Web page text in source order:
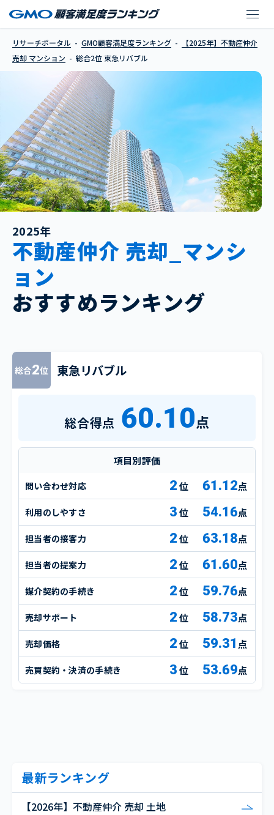
リサーチポータル GMO顧客満足度ランキング
【2025年】不動産仲介
売却 マンション
総合2位 東急リバブル
2025年
不動産仲介 売却_マンシ
ョン
おすすめランキング
総合2位 東急リバブル
総合得点 60.10点
項目別評価
問い合わせ対応 2 61.12点
利用のしやすさ 3 54.16点
担当者の接客力 2 63.18点
担当者の提案力 2 61.60点
媒介契約の手続き 2 59.76点
売却サポート 2 58.73点
売却価格 2 59.31 点
売買契約・決済の手続き 3 53.69点
最新ランキング
【2026年】不動産仲介 売却 土地